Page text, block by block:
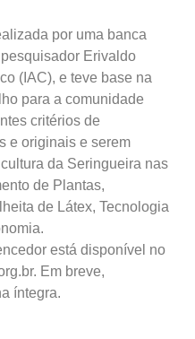
por uma banca
Erivaldo
(IAC), e teve base na
para a comunidade
critérios de
e originais e serem
da Seringueira nas
de Plantas,
de Látex, Tecnologia
está disponível no
Em breve,
íntegra.